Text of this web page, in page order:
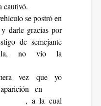
cautivó.
se postró en
darle gracias por
de semejante
ella, no vio la
vez que yo
en
, a la cual